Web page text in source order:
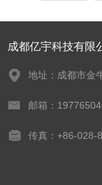
成都亿宇科技有限
地址：成都市金
邮箱：
传真：+86-028-